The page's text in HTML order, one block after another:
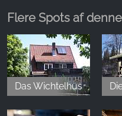
Rund um sehr gut
Unser erster Besuch
und das zweite Mal
Flere Spots af
Das Wichtelhus